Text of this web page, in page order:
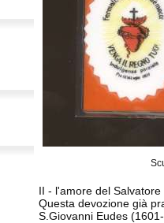
II - l'amore del
Questa devozione già
S.Giovanni Eudes